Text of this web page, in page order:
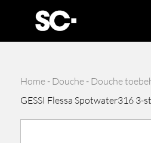
Home- Douche- Douche
GESSI Flessa Spotwater316 3-